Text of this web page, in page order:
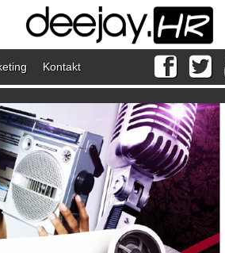
Kontakt